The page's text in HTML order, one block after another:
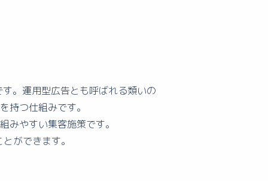
。運用型広告とも呼ばれる類いの
持つ仕組みです。
みやすい集客施策です。
ができます。